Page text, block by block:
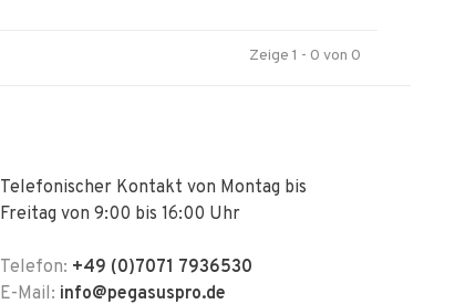
Zeige 1 - 0 von 0
Telefonischer Kontakt von Montag bis
Freitag von 9:00 bis 16:00 Uhr
Telefon: +49 (0)7071 7936530
E-Mail: info@pegasuspro.de